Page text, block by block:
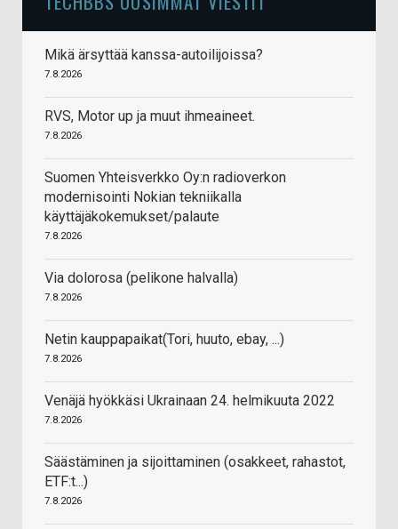
Mikä ärsyttää kanssa-autoilijoissa?
7.8.2026
RVS, Motor up ja muut ihmeaineet.
7.8.2026
Suomen Yhteisverkko Oy:n radioverkon
modernisointi Nokian tekniikalla
käyttäjäkokemukset/palaute
7.8.2026
Via dolorosa (pelikone halvalla)
7.8.2026
Netin kauppapaikat(Tori, huuto, ebay, ...)
7.8.2026
Venäjä hyökkäsi Ukrainaan 24. helmikuuta 2022
7.8.2026
Säästäminen ja sijoittaminen (osakkeet, rahastot,
ETF:t...)
7.8.2026